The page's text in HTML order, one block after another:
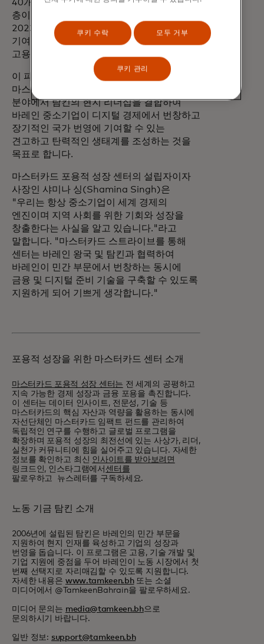
40개(% )는 여성 소유, 25개(% )는 젊은
층이 주도하고 있습니다. 또한 중소기업은
2023년 바레인 전체 수출의 10%(% )에
기여했으며 44,000명 이상의 바레인인을
고용했습니다.
이 파트너십은 포용적 성장에 대한
마스터카드의 글로벌 전문성과 경제 개발
분야에서 탐킨의 현지 리더십을 결합하여
바레인 중소기업이 디지털 경제에서 번창하고
장기적인 국가 번영에 기여할 수 있는
견고하고 탄력적인 생태계를 조성하는 것을
목표로 합니다.
마스터카드 포용적 성장 센터의 설립자이자
사장인 샤미나 싱(Shamina Singh)은
"우리는 항상 중소기업이 세계 경제의
엔진이며 지역 사회를 위한 기회와 성장을
창출한다는 사실을 알고 있습니다."라고
말합니다. "마스터카드 스트라이브를 통해
센터는 바레인 왕국 및 탐킨과 협력하여
바레인이 민간 부문에서 번창하는 동시에
금융 및 디지털 준비 기술을 구축할 수 있도록
지원하게 되어 기쁘게 생각합니다."
포용적 성장을 위한 마스터카드 센터 소개
마스터카드 포용적 성장 센터는 전 세계의 공평하고
지속 가능한 경제 성장과 금융 포용을 촉진합니다.
이 센터는 데이터 인사이트, 전문성, 기술 등
마스터카드의 핵심 자산과 역량을 활용하는 동시에
자선단체인 마스터카드 임팩트 펀드를 관리하여
독립적인 연구를 수행하고 글로벌 프로그램을
확장하며 포용적 성장의 최전선에 있는 사상가, 리더,
실천가 커뮤니티에 힘을 실어주고 있습니다. 자세한
정보를 확인하고 최신 인사이트를 받아보려면
링크드인, 인스타그램에서 센터를
팔로우하고
뉴스레터를 구독하세요.
노동 기금 탐킨 소개
2006년에 설립된 탐킨은 바레인의 민간 부문을
지원하여 현지 인재를 육성하고 기업의 성장과
번영을 돕습니다. 이 프로그램은 고용, 기술 개발 및
기업 지원에 중점을 두어 바레인이 노동 시장에서 첫
번째 선택지로 자리매김할 수 있도록 지원합니다.
자세한 내용은 www.tamkeen.bh또는 소셜
미디어에서 @TamkeenBahrain을 팔로우하세요.
미디어 문의는 media@tamkeen.bh으로
문의하시기 바랍니다.
일반 정보: support@tamkeen.bh
쿠키 수락 모두 거부
쿠키 관리